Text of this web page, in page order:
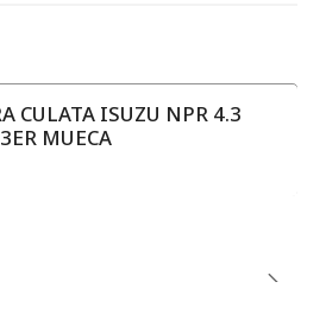
CULATA ISUZU NPR 4.3
MUECA